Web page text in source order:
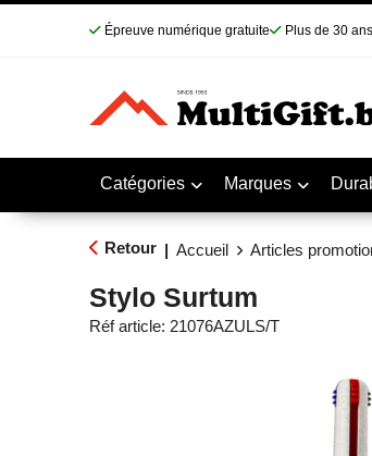
Épreuve numérique gratuite Plus de 30
Catégories Marques
Retour | Accueil Articles
Stylo Surtum
Réf article: 21076AZULS/T